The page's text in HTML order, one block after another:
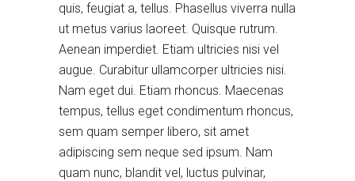
quis, feugiat a, tellus. Phasellus viverra nulla
ut metus varius laoreet. Quisque rutrum.
Aenean imperdiet. Etiam ultricies nisi vel
augue. Curabitur ullamcorper ultricies nisi.
Nam eget dui. Etiam rhoncus. Maecenas
tempus, tellus eget condimentum rhoncus,
sem quam semper libero, sit amet
adipiscing sem neque sed ipsum. Nam
quam nunc, blandit vel, luctus pulvinar,